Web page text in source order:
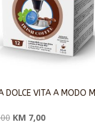
DOLCE VITA A MODO
Originalna
KM 7,00Trenutna